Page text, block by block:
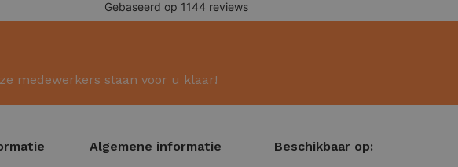
medewerkers staan voor u klaar!
Algemene informatie Beschikbaar op: